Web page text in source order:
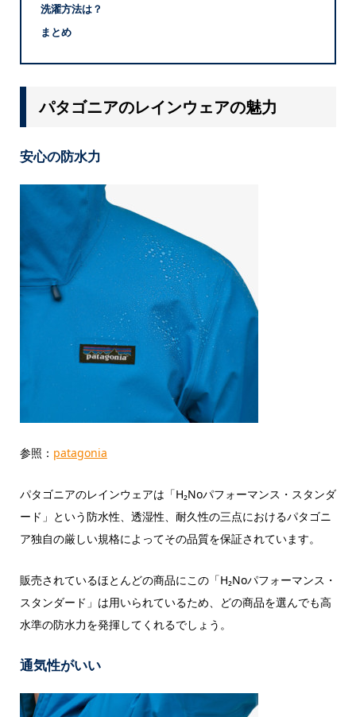
洗濯方法は？
まとめ
パタゴニアのレインウェアの魅力
安心の防水力
参照： patagonia
パタゴニアのレインウェアは「H₂Noパフォーマンス・スタンダ
ード 」という防水性、透湿性、耐久性の三点におけるパタゴニ
ア独自の厳しい規格によってその品質を保証されています。
販売されているほとんどの商品にこの「H₂Noパフォーマンス・
スタンダード 」は用いられているため、どの商品を選んでも高
水準の防水力を発揮してくれるでしょう。
通気性がいい